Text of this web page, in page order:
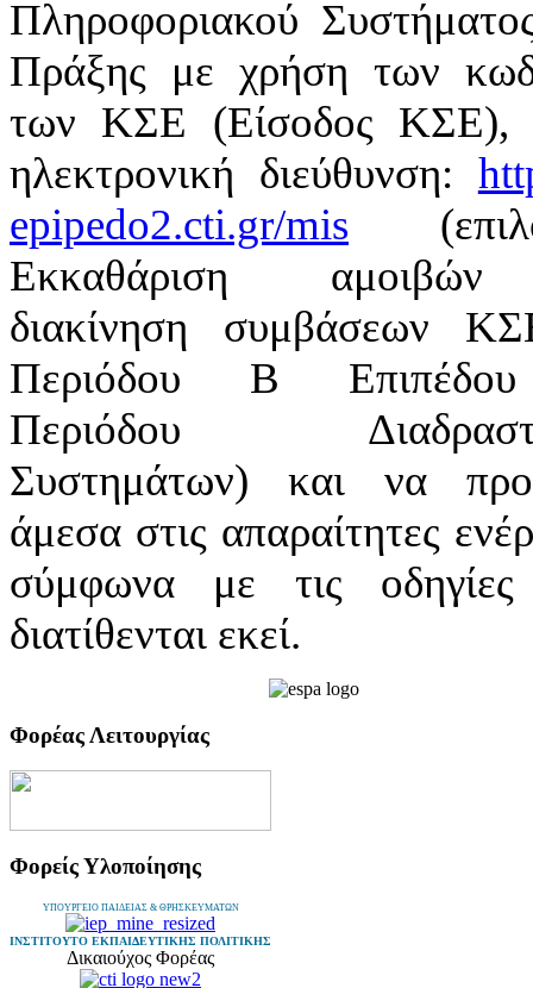
Πληροφοριακού
Πράξης με χρήση των
των ΚΣΕ (Είσοδος ΚΣΕ),
ηλεκτρονική διεύθυνση:
epipedo2.cti.gr/mis
Εκκαθάριση
διακίνηση συμβάσεων
Περιόδου Β
Περιόδου
Συστημάτων) και να
άμεσα στις απαραίτητες
σύμφωνα με τις
διατίθενται εκεί.
Φορέας Λειτουργίας
Φορείς Υλοποίησης
ΥΠΟΥΡΓΕΙΟ ΠΑΙΔΕΙΑΣ & ΘΡΗΣΚΕΥΜΑΤΩΝ
ΙΝΣΤΙΤΟΥΤΟ ΕΚΠΑΙΔΕΥΤΙΚΗΣ ΠΟΛΙΤΙΚΗΣ
Δικαιούχος Φορέας